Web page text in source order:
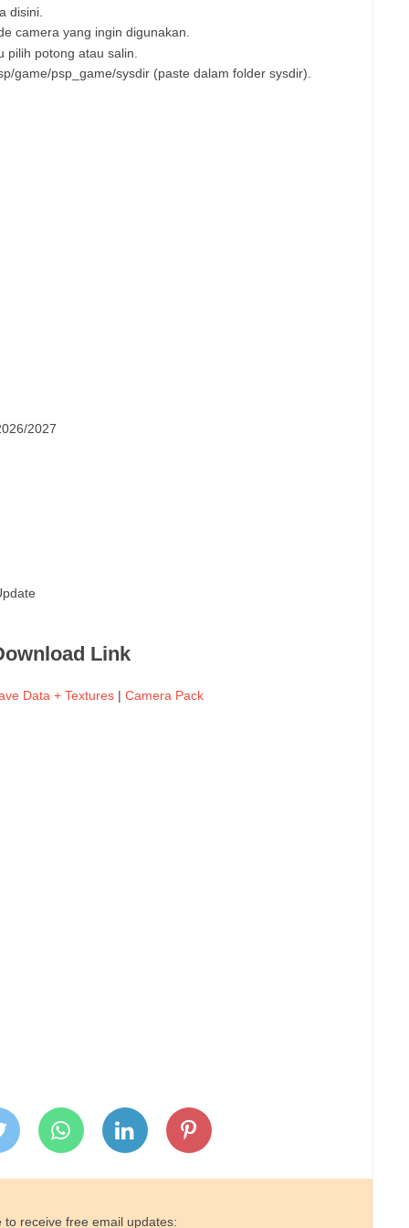
disini.
camera yang ingin digunakan.
pilih potong atau salin.
game/psp_game/sysdir (paste dalam folder sysdir).
2027
Link
Data + Textures | Camera Pack
to receive free email updates: